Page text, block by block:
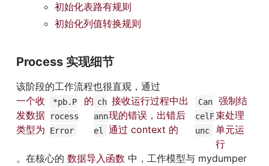
初始化表路有规则
初始化列值转换规则
Process 实现细节
该阶段的工作流程也很直观，通过
一个收
发数据
类型为
*pb.P
rocess
Error
ch
ann
el
接收运行过程中出
现的错误，出错后
通过 context 的
Can
celF
unc
束处理
单元运
行
。在核心的 数据导入函数 中，工作模型与 mydumper